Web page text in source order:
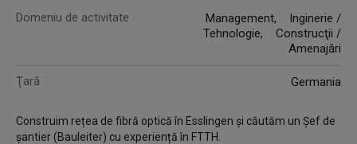
Domeniu de activitate
Management, Inginerie /
Tehnologie, Construcţii /
Amenajări
Ţară Germania
Construim rețea de fibră optică în Esslingen și căutăm un Șef de
șantier (Bauleiter) cu experiență în FTTH.